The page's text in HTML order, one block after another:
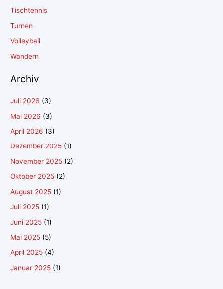
Tischtennis
Turnen
Volleyball
Wandern
Archiv
Juli 2026 (3)
Mai 2026 (3)
April 2026 (3)
Dezember 2025 (1)
November 2025 (2)
Oktober 2025 (2)
August 2025 (1)
Juli 2025 (1)
Juni 2025 (1)
Mai 2025 (5)
April 2025 (4)
Januar 2025 (1)